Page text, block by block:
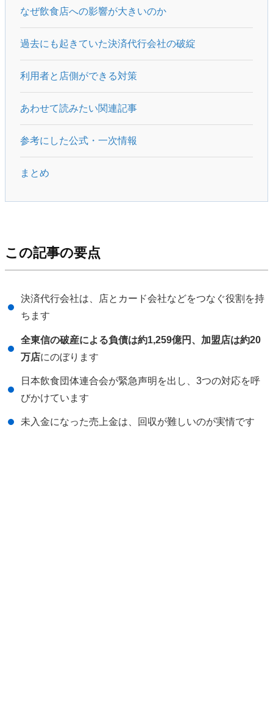
なぜ飲食店への影響が大きいのか
過去にも起きていた決済代行会社の破綻
利用者と店側ができる対策
あわせて読みたい関連記事
参考にした公式・一次情報
まとめ
この記事の要点
決済代行会社は、店とカード会社などをつなぐ役割を持
ちます
全東信の破産による負債は約1,259億円、加盟店は約20
万店にのぼります
日本飲食団体連合会が緊急声明を出し、3つの対応を呼
びかけています
未入金になった売上金は、回収が難しいのが実情です